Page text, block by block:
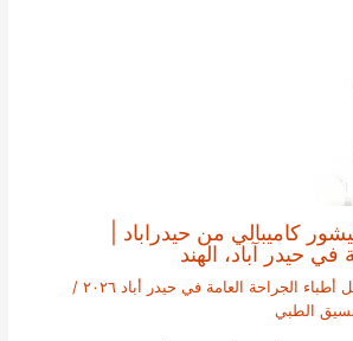
كاميبالي من حيدراباد |
في حيدر آباد، الهند
أطباء الجراحة العامة في حيدر أباد ٢٠٢٦
/
الطبي